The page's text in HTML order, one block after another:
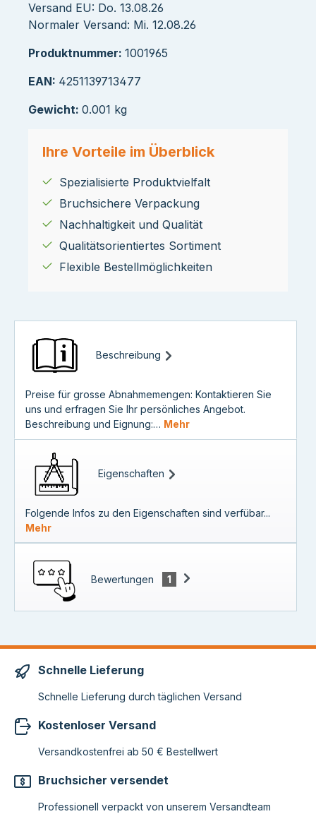
Versand EU: Do. 13.08.26
Normaler Versand: Mi. 12.08.26
Produktnummer: 1001965
EAN: 4251139713477
Gewicht: 0.001 kg
Ihre Vorteile im Überblick
Spezialisierte Produktvielfalt
Bruchsichere Verpackung
Nachhaltigkeit und Qualität
Qualitätsorientiertes Sortiment
Flexible Bestellmöglichkeiten
Beschreibung
Preise für grosse Abnahmemengen: Kontaktieren Sie
uns und erfragen Sie Ihr persönliches Angebot.
Beschreibung und Eignung:… Mehr
Eigenschaften
Folgende Infos zu den Eigenschaften sind verfübar...
Mehr
Bewertungen 1
Schnelle Lieferung
Schnelle Lieferung durch täglichen Versand
Kostenloser Versand
Versandkostenfrei ab 50 € Bestellwert
Bruchsicher versendet
Professionell verpackt von unserem Versandteam